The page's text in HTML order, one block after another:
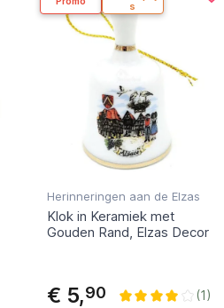
s
Herinneringen aan de Elzas
Klok in Keramiek met
Gouden Rand, Elzas Decor
€ 5,90 (1)